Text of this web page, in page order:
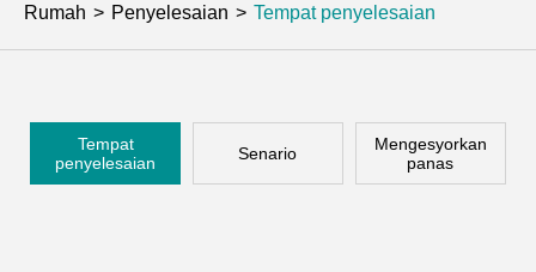
Rumah Penyelesaian Tempat penyelesaian
Tempat
penyelesaian
Senario
Mengesyorkan
panas